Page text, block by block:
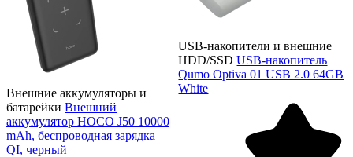
Внешние аккумуляторы и
батарейки Внешний
аккумулятор HOCO J50 10000
mAh, беспроводная зарядка
QI, черный
USB-накопители и внешние
HDD/SSD USB-накопитель
Qumo Optiva 01 USB 2.0 64GB
White